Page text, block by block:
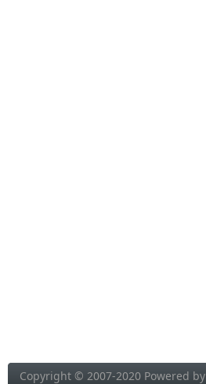
Copyright © 2007-2020 Powered by